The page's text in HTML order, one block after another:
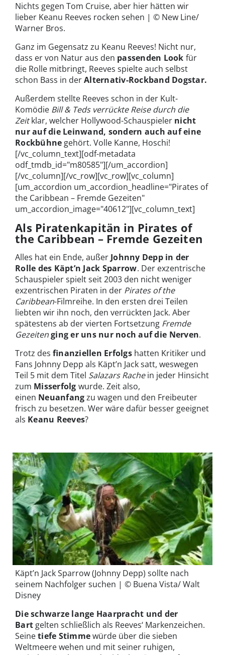
Nichts gegen Tom Cruise, aber hier hätten wir
lieber Keanu Reeves rocken sehen | © New Line/
Warner Bros.
Ganz im Gegensatz zu Keanu Reeves! Nicht nur,
dass er von Natur aus den passenden Look für
die Rolle mitbringt, Reeves spielte auch selbst
schon Bass in derAlternativ-Rockband Dogstar.
Außerdem stellte Reeves schon in der Kult-
Komödie Bill & Teds verrückte Reise durch die
Zeitklar, welcher Hollywood-Schauspieler nicht
nur auf die Leinwand, sondern auch auf eine
Rockbühnegehört. Volle Kanne, Hoschi!
[/vc_column_text][odf-metadata
odf_tmdb_id="m80585"][/um_accordion]
[/vc_column][/vc_row][vc_row][vc_column]
[um_accordion um_accordion_headline="Pirates of
the Caribbean – Fremde Gezeiten"
um_accordion_image="40612"][vc_column_text]
Als Piratenkapitän in Pirates of
the Caribbean – Fremde Gezeiten
Alles hat ein Ende, außerJohnny Depp in der
Rolle des Käpt’n Jack Sparrow. Der exzentrische
Schauspieler spielt seit 2003 den nicht weniger
exzentrischen Piraten in der Pirates of the
Caribbean-Filmreihe. In den ersten drei Teilen
liebten wir ihn noch, den verrückten Jack. Aber
spätestens ab der vierten Fortsetzung Fremde
Gezeitenging er uns nur noch auf die Nerven.
Trotz des finanziellen Erfolgshatten Kritiker und
Fans Johnny Depp als Käpt’n Jack satt, weswegen
Teil 5 mit dem Titel Salazars Rachein jeder Hinsicht
zum Misserfolg wurde. Zeit also,
einen Neuanfangzu wagen und den Freibeuter
frisch zu besetzen. Wer wäre dafür besser geeignet
als Keanu Reeves?
Käpt’n Jack Sparrow (Johnny Depp) sollte nach
seinem Nachfolger suchen | © Buena Vista/ Walt
Disney
Die schwarze lange Haarpracht und der
Bart gelten schließlich als Reeves‘ Markenzeichen.
Seinetiefe Stimmewürde über die sieben
Weltmeere wehen und mit seiner ruhigen,